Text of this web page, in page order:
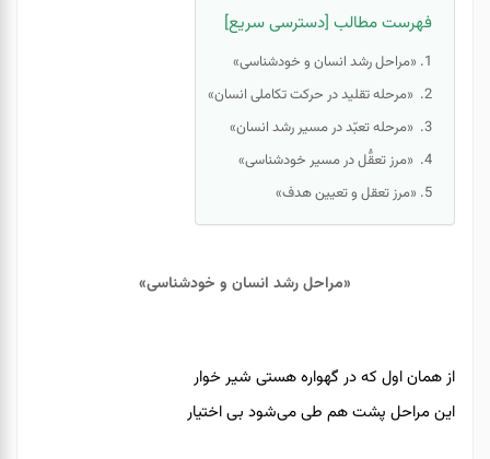
فهرست مطالب [دسترسی سریع]
«مراحل رشد انسان و خودشناسی»
«مرحله تقلید در حرکت تکاملی انسان»
«مرحله تعبّد در مسیر رشد انسان»
«مرز تعقُّل در مسیر خودشناسی»
«مرز تعقل و تعیین هدف»
«مراحل رشد انسان و خودشناسی»
از همان اول که در گهواره هستی شیر خوار
این مراحل پشت هم طی می‌شود بی اختیار